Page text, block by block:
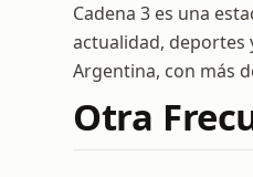
Cadena 3 es una
actualidad, deportes
Argentina, con más
Otra